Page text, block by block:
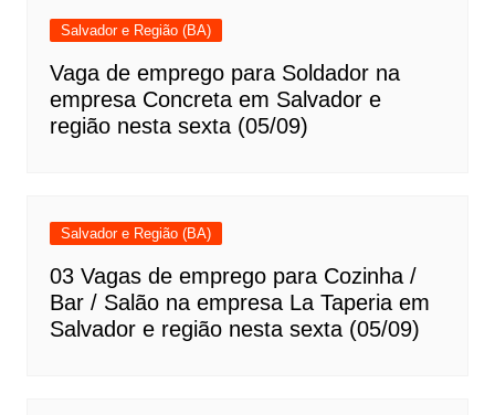
Salvador e Região (BA)
Vaga de emprego para Soldador na
empresa Concreta em Salvador e
região nesta sexta (05/09)
Salvador e Região (BA)
03 Vagas de emprego para Cozinha /
Bar / Salão na empresa La Taperia em
Salvador e região nesta sexta (05/09)